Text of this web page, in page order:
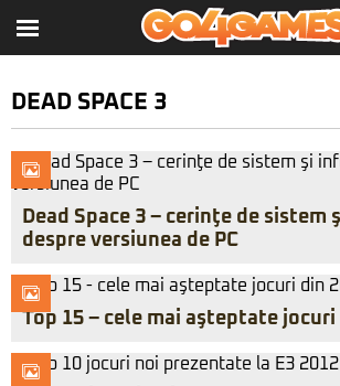
DEAD SPACE 3
Dead Space 3 – cerinţe de sistem
despre versiunea de PC
Top 15 – cele mai aşteptate jocuri